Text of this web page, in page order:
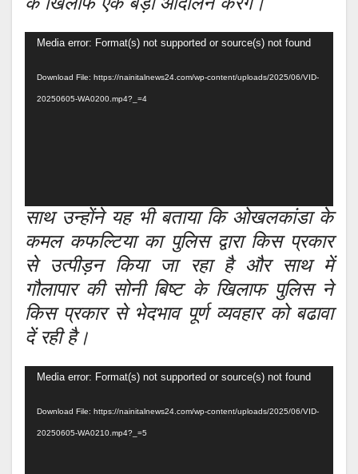
Video
Media error: Format(s) not supported or source(s) not found
Download File: https://nainitalnews24.com/wp-content/uploads/2025/06/VID-
20250605-WA0200.mp4?_=4
साथ उन्होंने यह भी बताया कि ओखलकांडा के
कमल कफल्टिया का पुलिस द्वारा किस प्रकार
से उत्पीड़न किया जा रहा है और साथ में
गौलापार की सोनी बिष्ट के खिलाफ पुलिस ने
किस प्रकार से भेदभाव पूर्ण व्यवहार को बढावा
दें रही है।
Video
Media error: Format(s) not supported or source(s) not found
Download File: https://nainitalnews24.com/wp-content/uploads/2025/06/VID-
20250605-WA0210.mp4?_=5